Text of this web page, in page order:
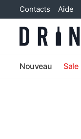
Contacts Aide
Nouveau Sale